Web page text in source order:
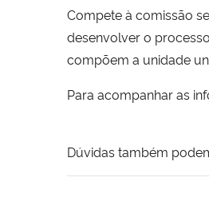
Compete à comissão
desenvolver o
compõem a unidade
Para acompanhar as
Dúvidas também